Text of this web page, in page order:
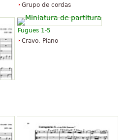
Grupo de cordas
Fugues 1-5
Cravo, Piano